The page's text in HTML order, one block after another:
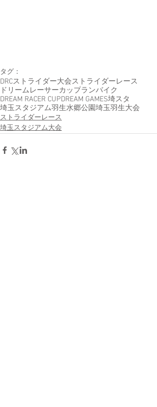
タグ：
DRCストライダー大会ストライダーレース
ドリームレーサーカップランバイク
DREAM RACER CUPDREAM GAMES埼スタ
埼玉スタジアム羽生水郷公園埼玉羽生大会
ストライダーレース
埼玉スタジアム大会